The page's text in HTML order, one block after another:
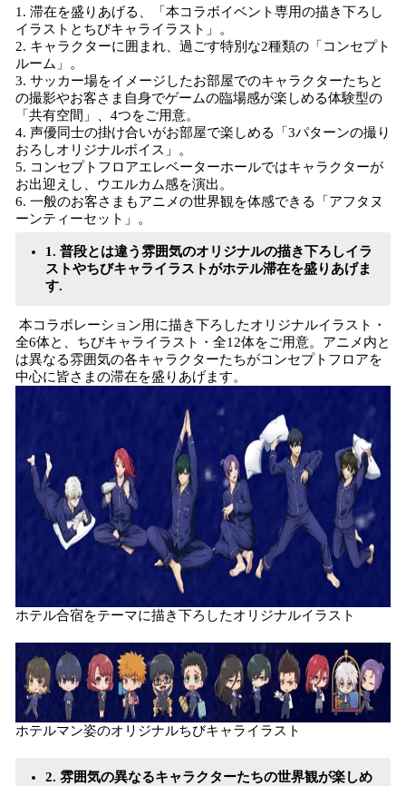
1. 滞在を盛りあげる、「本コラボイベント専用の描き下ろし
イラストとちびキャライラスト」。
2. キャラクターに囲まれ、過ごす特別な2種類の「コンセプト
ルーム」。
3. サッカー場をイメージしたお部屋でのキャラクターたちと
の撮影やお客さま自身でゲームの臨場感が楽しめる体験型の
「共有空間」、4つをご用意。
4. 声優同士の掛け合いがお部屋で楽しめる「3パターンの撮り
おろしオリジナルボイス」。
5. コンセプトフロアエレベーターホールではキャラクターが
お出迎えし、ウエルカム感を演出。
6. 一般のお客さまもアニメの世界観を体感できる「アフタヌ
ーンティーセット」。
1. 普段とは違う雰囲気のオリジナルの描き下ろしイラ
ストやちびキャライラストがホテル滞在を盛りあげま
す.
本コラボレーション用に描き下ろしたオリジナルイラスト・
全6体と、ちびキャライラスト・全12体をご用意。アニメ内と
は異なる雰囲気の各キャラクターたちがコンセプトフロアを
中心に皆さまの滞在を盛りあげます。
ホテル合宿をテーマに描き下ろしたオリジナルイラスト
ホテルマン姿のオリジナルちびキャライラスト
2. 雰囲気の異なるキャラクターたちの世界観が楽しめ